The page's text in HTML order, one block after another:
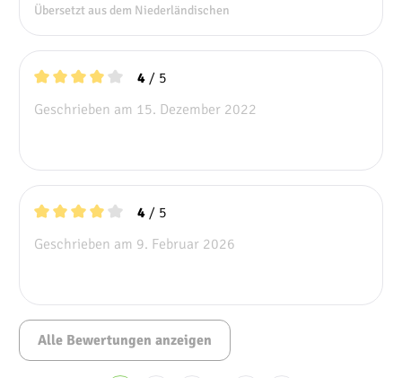
Übersetzt aus dem Niederländischen
Geschrieben am 15. Dezember 2022
Durchschnittliche Bewertung von 4 von 5 Sternen
4/ 5
Geschrieben am 9. Februar 2026
Durchschnittliche Bewertung von 4 von 5 Sternen
4/ 5
Alle Bewertungen anzeigen